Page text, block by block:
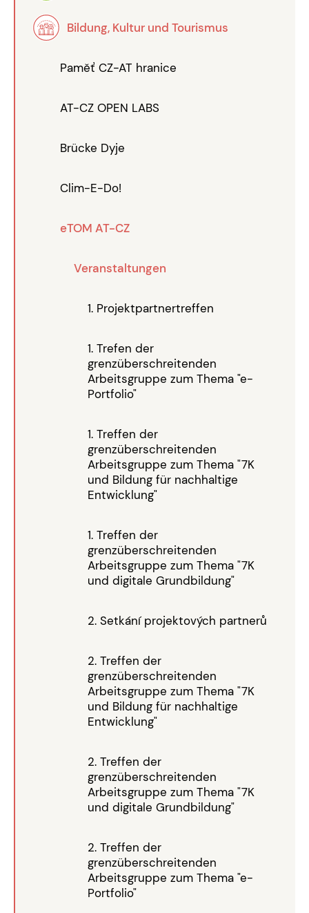
Bildung, Kultur und Tourismus
Paměť CZ-AT hranice
AT-CZ OPEN LABS
Brücke Dyje
Clim-E-Do!
eTOM AT-CZ
Veranstaltungen
1. Projektpartnertreffen
1. Trefen der
grenzüberschreitenden
Arbeitsgruppe zum Thema "e-
Portfolio"
1. Treffen der
grenzüberschreitenden
Arbeitsgruppe zum Thema "7K
und Bildung für nachhaltige
Entwicklung"
1. Treffen der
grenzüberschreitenden
Arbeitsgruppe zum Thema "7K
und digitale Grundbildung"
2. Setkání projektových partnerů
2. Treffen der
grenzüberschreitenden
Arbeitsgruppe zum Thema "7K
und Bildung für nachhaltige
Entwicklung"
2. Treffen der
grenzüberschreitenden
Arbeitsgruppe zum Thema "7K
und digitale Grundbildung"
2. Treffen der
grenzüberschreitenden
Arbeitsgruppe zum Thema "e-
Portfolio"